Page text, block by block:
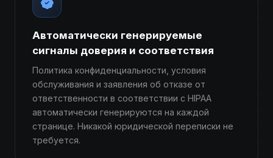
Автоматически генерируемые
сигналы доверия и соответствия
Политика конфиденциальности, условия
обслуживания и заявления об отказе от
ответственности в соответствии с HIPAA
автоматически генерируются на каждой
странице. Никакой юридической переписки не
требуется.